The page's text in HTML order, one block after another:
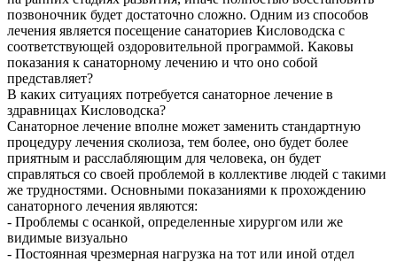
позвоночник будет достаточно сложно. Одним из способов
лечения является посещение санаториев Кисловодска с
соответствующей оздоровительной программой. Каковы
показания к санаторному лечению и что оно собой
представляет?
В каких ситуациях потребуется санаторное лечение в
здравницах Кисловодска?
Санаторное лечение вполне может заменить стандартную
процедуру лечения сколиоза, тем более, оно будет более
приятным и расслабляющим для человека, он будет
справляться со своей проблемой в коллективе людей с такими
же трудностями. Основными показаниями к прохождению
санаторного лечения являются:
- Проблемы с осанкой, определенные хирургом или же
видимые визуально
- Постоянная чрезмерная нагрузка на тот или иной отдел